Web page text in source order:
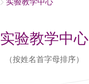
实验教学中心
实验教学中心
（按姓名首字母排序）